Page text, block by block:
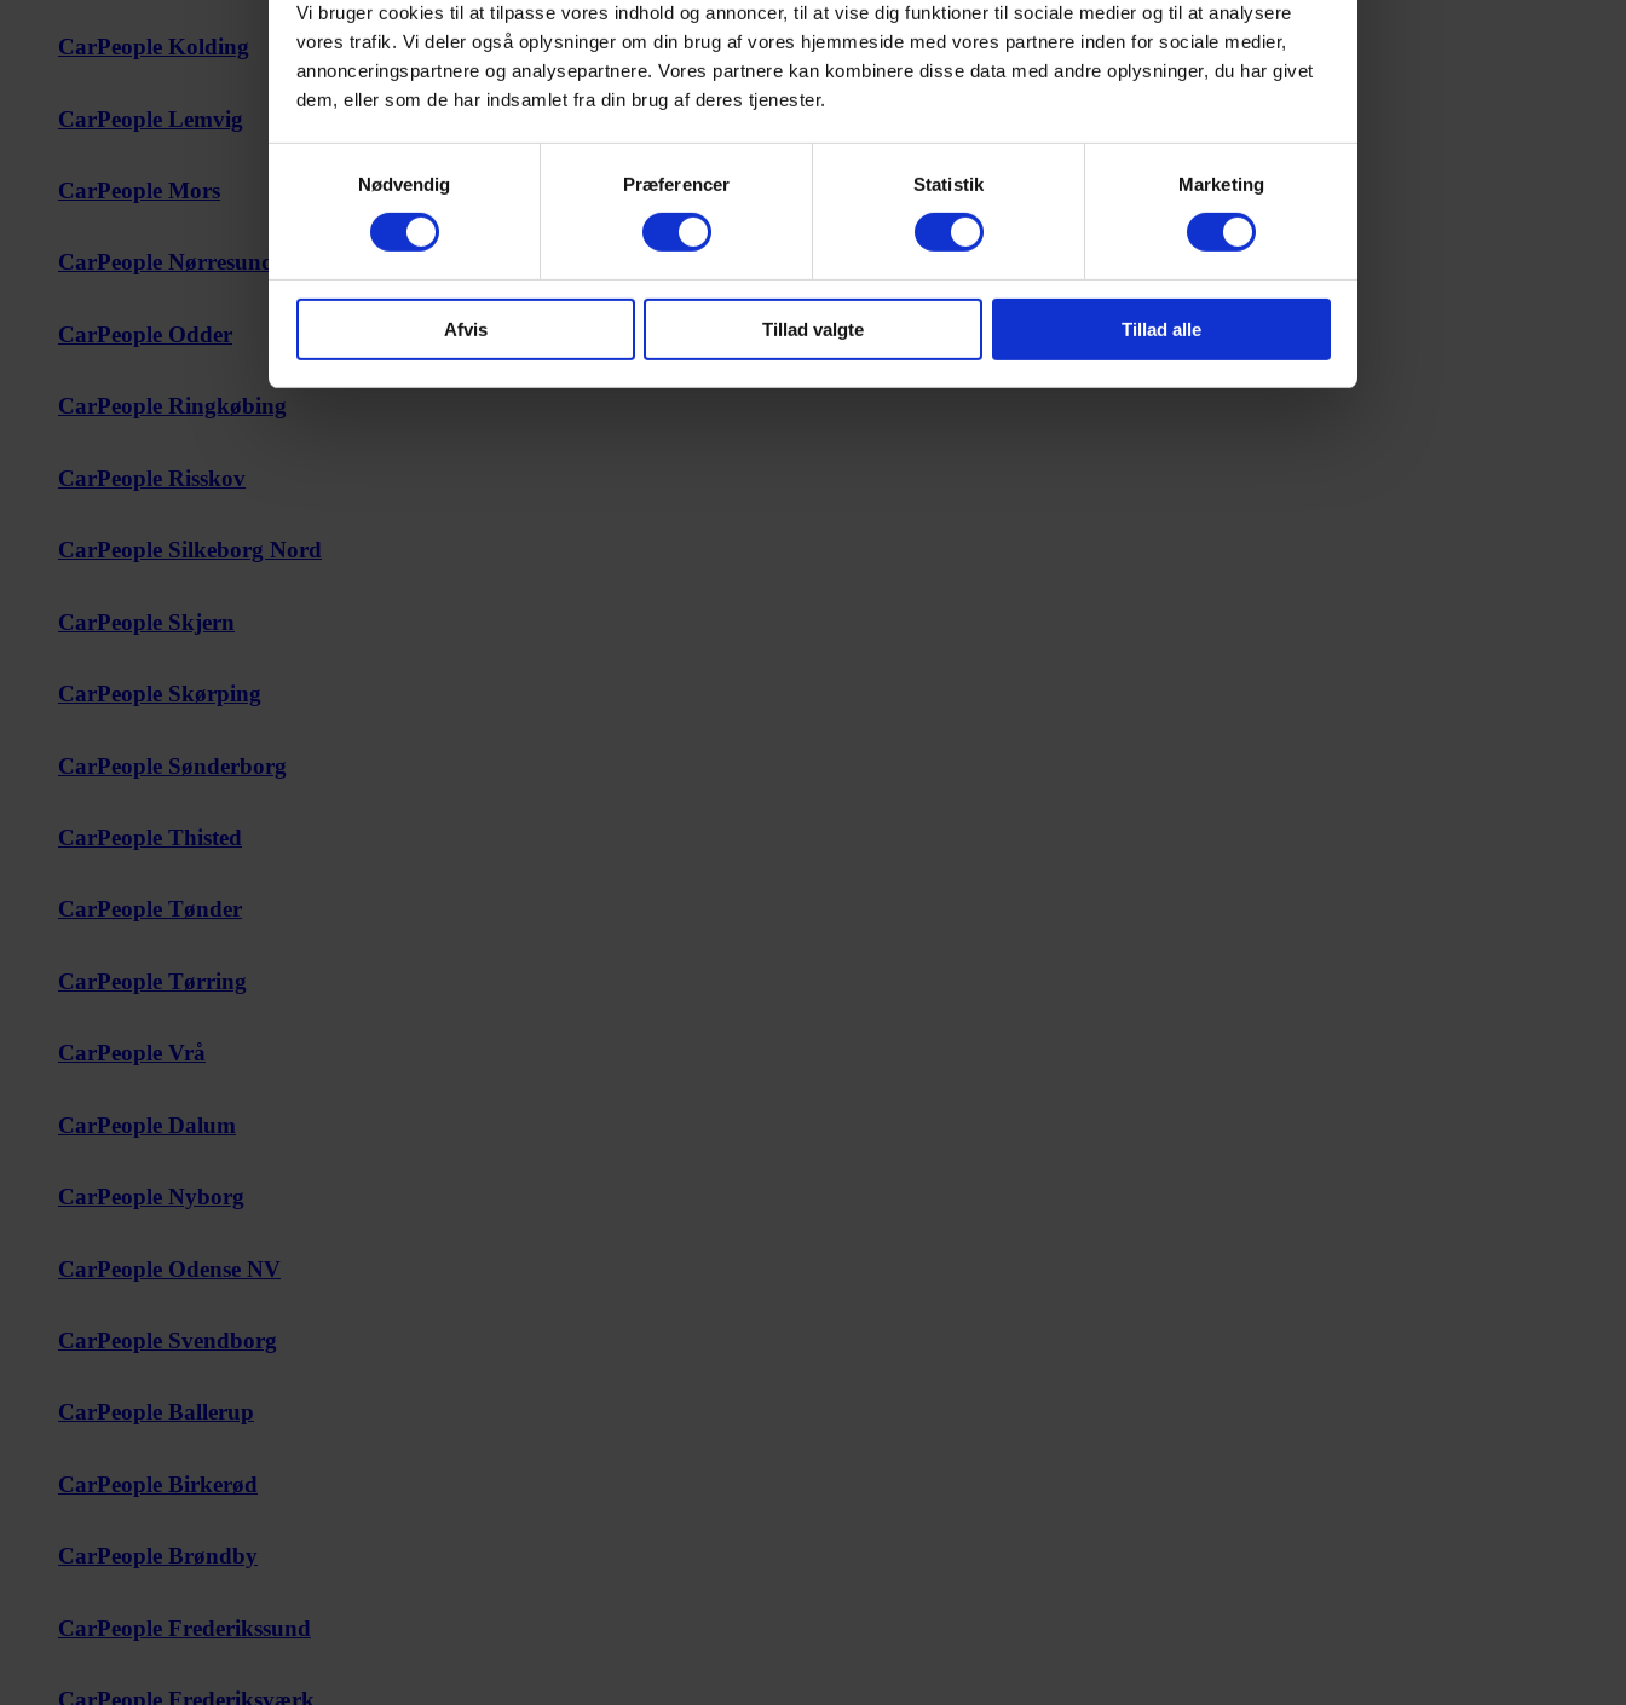
Vi bruger cookies til at tilpasse vores indhold og annoncer, til at vise dig funktioner til sociale medier og til at analysere
vores trafik. Vi deler også oplysninger om din brug af vores hjemmeside med vores partnere inden for sociale medier,
annonceringspartnere og analysepartnere. Vores partnere kan kombinere disse data med andre oplysninger, du har givet
dem, eller som de har indsamlet fra din brug af deres tjenester.
Nødvendig
Præferencer Statistik Marketing
Afvis Tillad valgte Tillad alle
CarPeople Kolding
CarPeople Lemvig
CarPeople Mors
CarPeople Nørresundby
CarPeople Odder
CarPeople Ringkøbing
CarPeople Risskov
CarPeople Silkeborg Nord
CarPeople Skjern
CarPeople Skørping
CarPeople Sønderborg
CarPeople Thisted
CarPeople Tønder
CarPeople Tørring
CarPeople Vrå
CarPeople Dalum
CarPeople Nyborg
CarPeople Odense NV
CarPeople Svendborg
CarPeople Ballerup
CarPeople Birkerød
CarPeople Brøndby
CarPeople Frederikssund
CarPeople Frederiksværk